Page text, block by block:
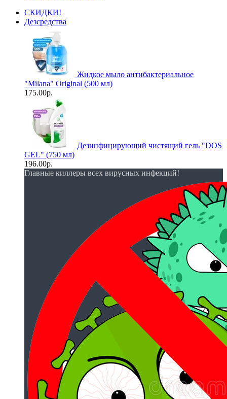
СКИДКИ!
Дезсредства
Жидкое мыло антибактериальное
"Milana" Original (500 мл)
175.00р.
Дезинфицирующий чистящий гель "DOS
GEL" (750 мл)
196.00р.
Главные киллеры всех вирусных инфекций!